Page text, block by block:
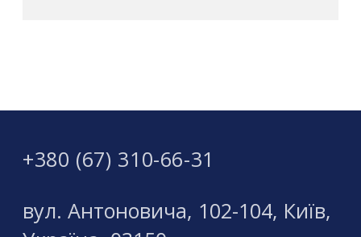
+380 (67) 310-66-31
вул. Антоновича, 102-104, Київ,